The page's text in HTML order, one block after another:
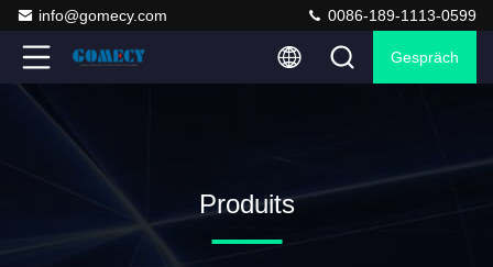
info@gomecy.com 0086-189-1113-0599
Gespräch
Produits